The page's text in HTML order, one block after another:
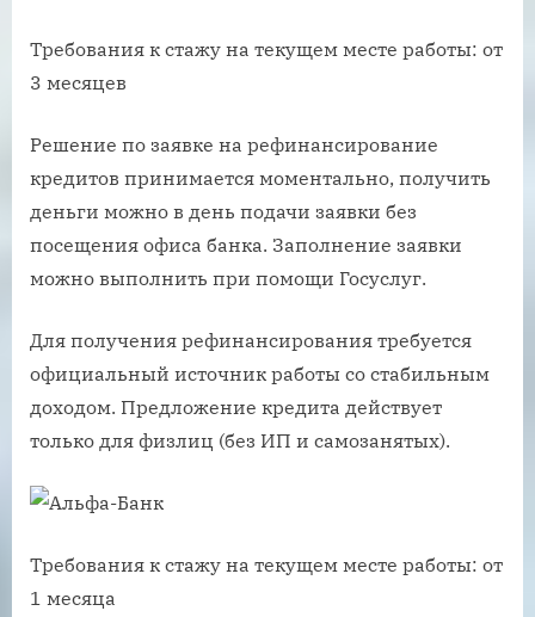
Требования к стажу на текущем месте работы: от
3 месяцев
Решение по заявке на рефинансирование
кредитов принимается моментально, получить
деньги можно в день подачи заявки без
посещения офиса банка. Заполнение заявки
можно выполнить при помощи Госуслуг.
Для получения рефинансирования требуется
официальный источник работы со стабильным
доходом. Предложение кредита действует
только для физлиц (без ИП и самозанятых).
Требования к стажу на текущем месте работы: от
1 месяца